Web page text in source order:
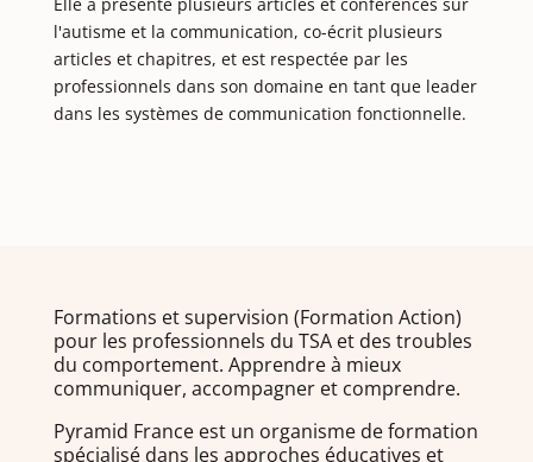
l'autisme et la communication, co-écrit plusieurs
articles et chapitres, et est respectée par les
professionnels dans son domaine en tant que leader
dans les systèmes de communication fonctionnelle.
Formations et supervision (Formation Action)
pour les professionnels du TSA et des troubles
du comportement. Apprendre à mieux
communiquer, accompagner et comprendre.
Pyramid France est un organisme de formation
spécialisé dans les approches éducatives et